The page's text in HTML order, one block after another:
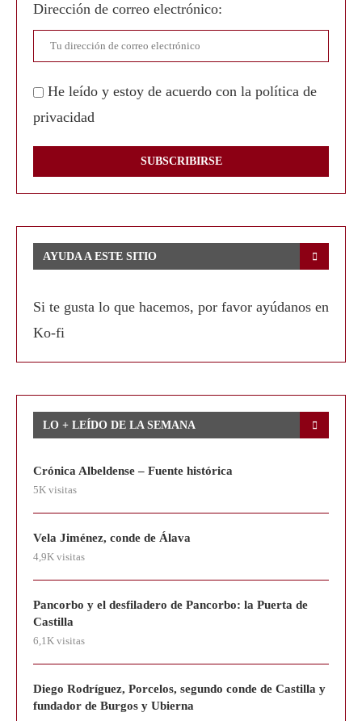
Dirección de correo electrónico:
He leído y estoy de acuerdo con la política de
privacidad
AYUDA A ESTE SITIO
Si te gusta lo que hacemos, por favor ayúdanos en
Ko-fi
LO + LEÍDO DE LA SEMANA
Crónica Albeldense – Fuente histórica
5K visitas
Vela Jiménez, conde de Álava
4,9K visitas
Pancorbo y el desfiladero de Pancorbo: la Puerta de
Castilla
6,1K visitas
Diego Rodríguez, Porcelos, segundo conde de Castilla y
fundador de Burgos y Ubierna